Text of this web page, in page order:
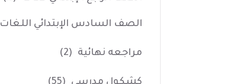
الصف السادس الإبتدائي اللغات
مراجعه نهائية (2)